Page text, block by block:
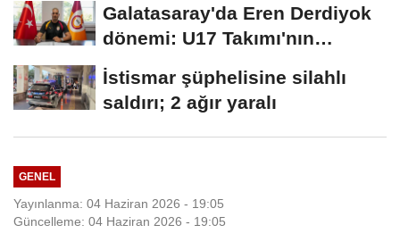
Galatasaray'da Eren Derdiyok
dönemi: U17 Takımı'nın
başına...
İstismar şüphelisine silahlı
saldırı; 2 ağır yaralı
GENEL
Yayınlanma: 04 Haziran 2026 - 19:05
Güncelleme: 04 Haziran 2026 - 19:05